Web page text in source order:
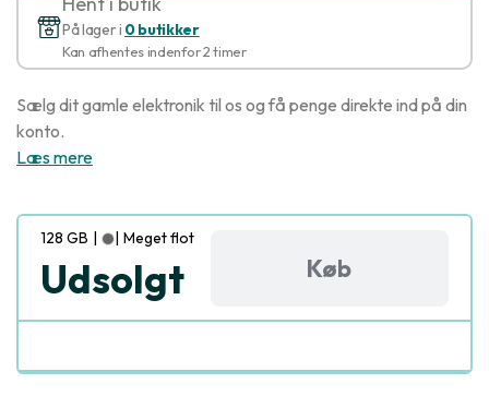
På lager i 0 butikker
Kan afhentes indenfor 2 timer
Sælg dit gamle elektronik til os og få penge direkte ind på din
konto.
Læs mere
128 GB | | Meget flot
Udsolgt Køb